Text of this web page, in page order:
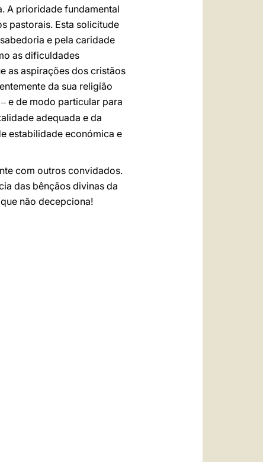
A prioridade fundamental
pastorais. Esta solicitude
e pela caridade
as dificuldades
as aspirações dos cristãos
da sua religião
– e de modo particular para
adequada e da
estabilidade económica e
com outros convidados.
das bênçãos divinas da
não decepciona!